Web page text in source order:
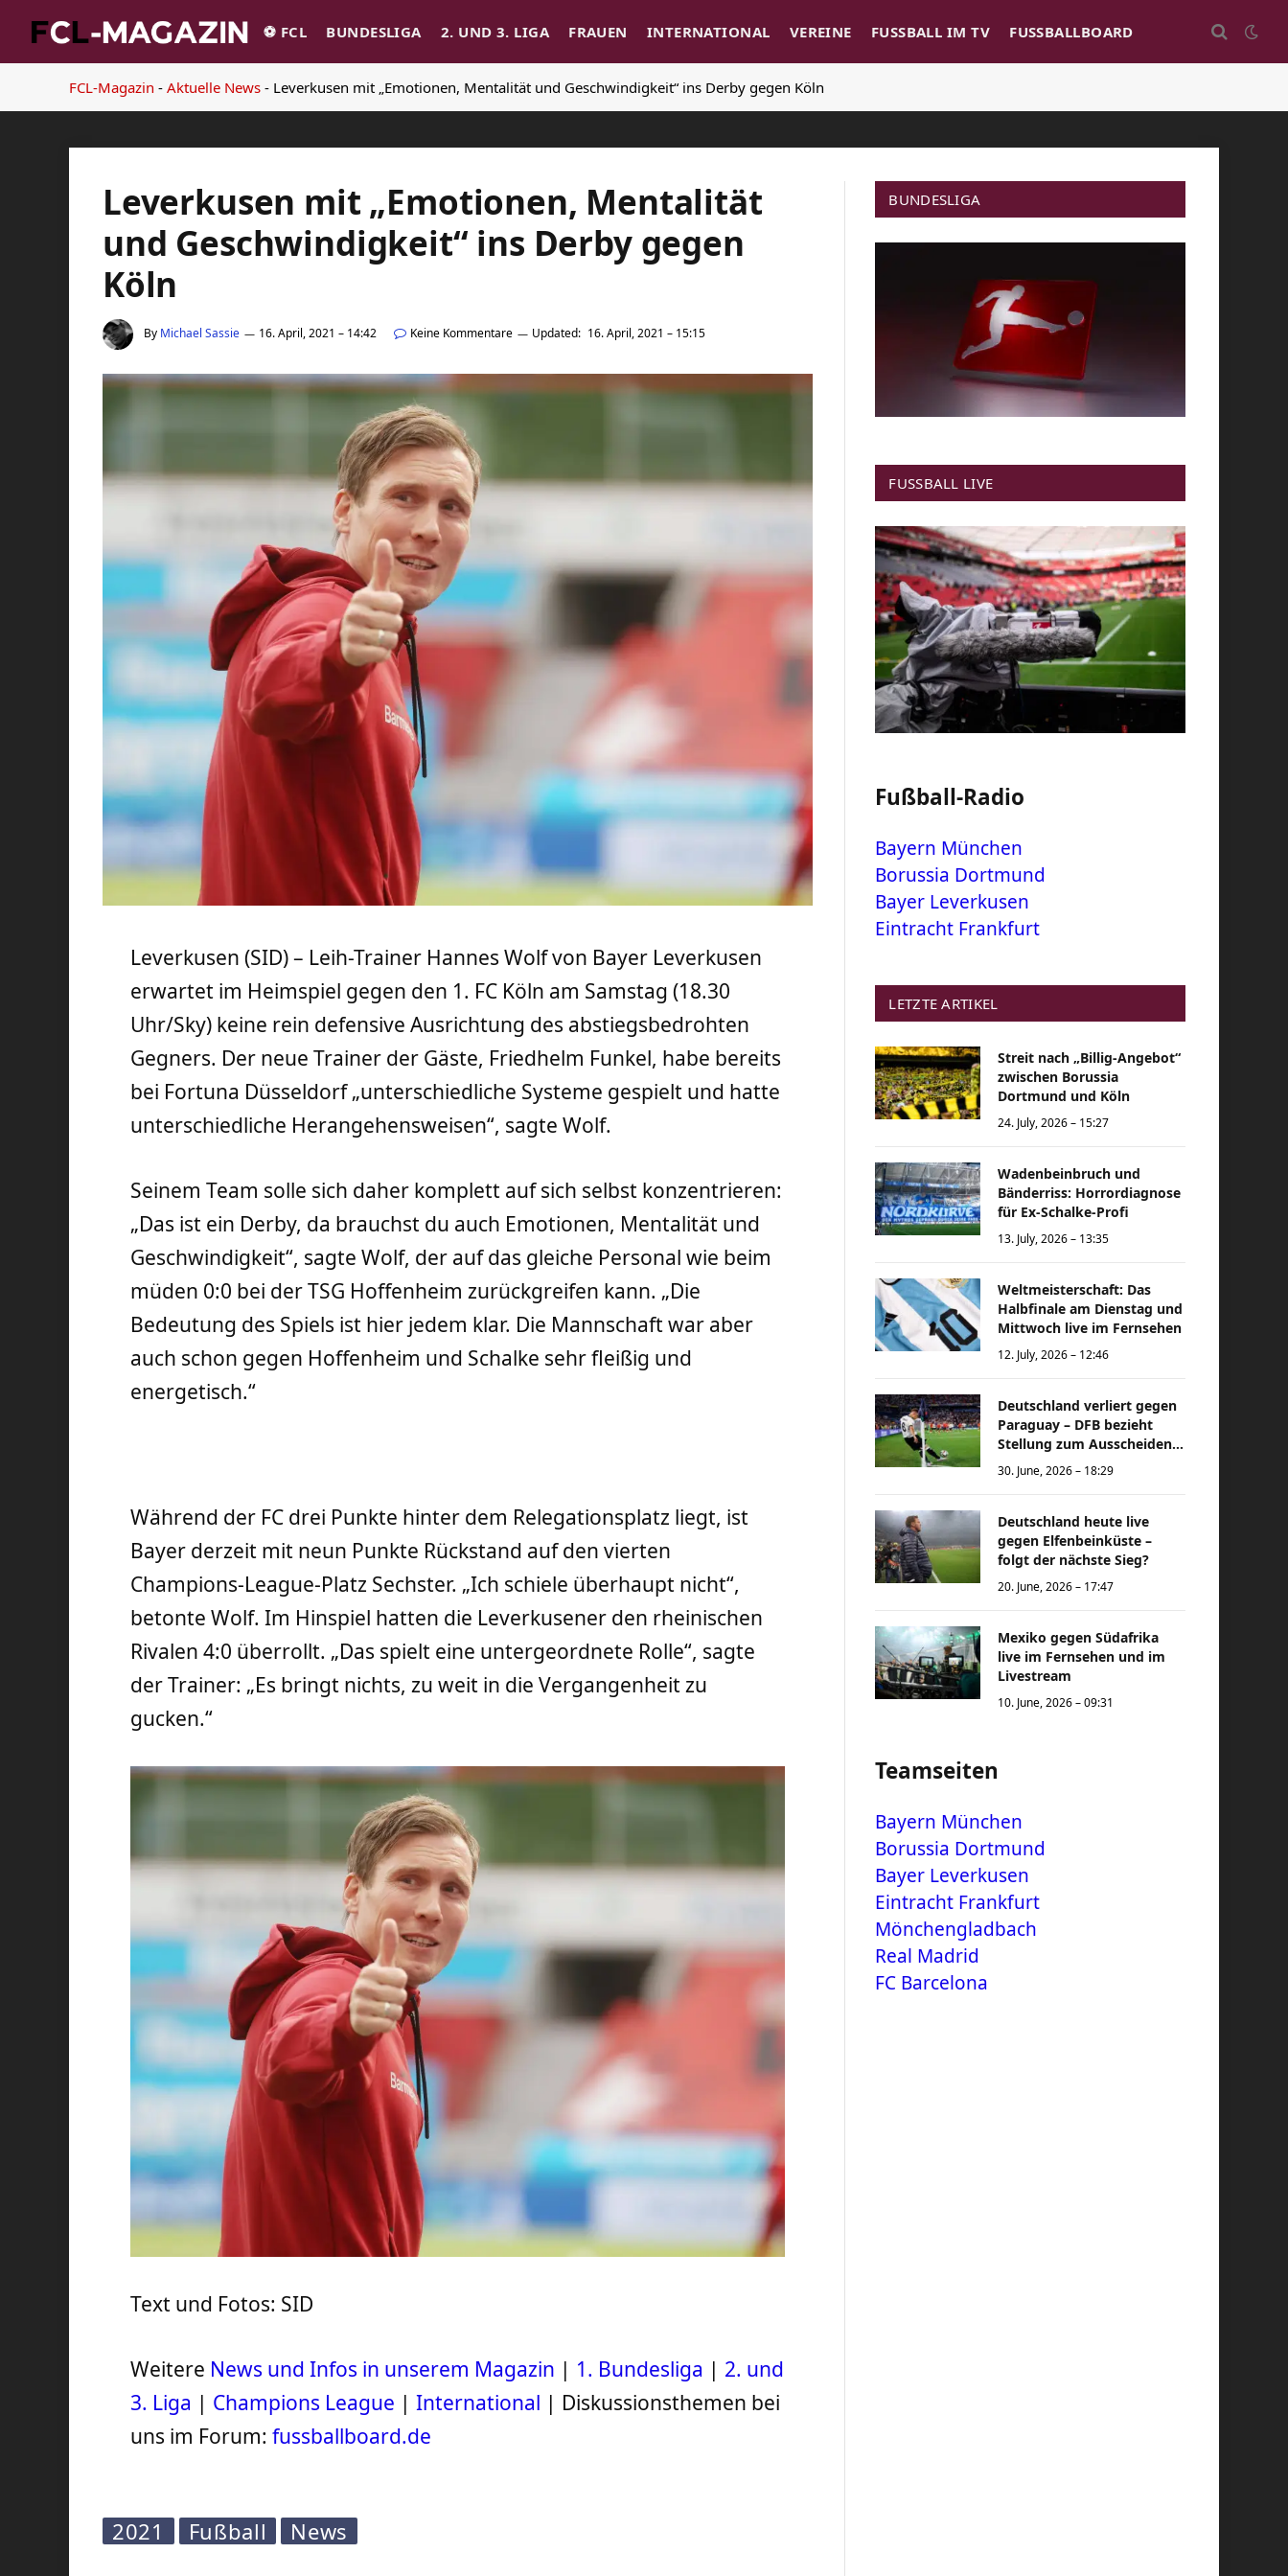
⚽️ FCL BUNDESLIGA 2. UND 3. LIGA FRAUEN INTERNATIONAL VEREINE FUSSBALL IM TV FUSSBALLBOARD
FCL-Magazin - Aktuelle News - Leverkusen mit „Emotionen, Mentalität und Geschwindigkeit“ ins Derby gegen Köln
Leverkusen mit „Emotionen, Mentalität
und Geschwindigkeit“ ins Derby gegen
Köln
By Michael Sassie 16. April, 2021 – 14:42 Keine Kommentare Updated: 16. April, 2021 – 15:15
Leverkusen (SID) – Leih-Trainer Hannes Wolf von Bayer Leverkusen
erwartet im Heimspiel gegen den 1. FC Köln am Samstag (18.30
Uhr/Sky) keine rein defensive Ausrichtung des abstiegsbedrohten
Gegners. Der neue Trainer der Gäste, Friedhelm Funkel, habe bereits
bei Fortuna Düsseldorf „unterschiedliche Systeme gespielt und hatte
unterschiedliche Herangehensweisen“, sagte Wolf.
Seinem Team solle sich daher komplett auf sich selbst konzentrieren:
„Das ist ein Derby, da brauchst du auch Emotionen, Mentalität und
Geschwindigkeit“, sagte Wolf, der auf das gleiche Personal wie beim
müden 0:0 bei der TSG Hoffenheim zurückgreifen kann. „Die
Bedeutung des Spiels ist hier jedem klar. Die Mannschaft war aber
auch schon gegen Hoffenheim und Schalke sehr fleißig und
energetisch.“
Während der FC drei Punkte hinter dem Relegationsplatz liegt, ist
Bayer derzeit mit neun Punkte Rückstand auf den vierten
Champions-League-Platz Sechster. „Ich schiele überhaupt nicht“,
betonte Wolf. Im Hinspiel hatten die Leverkusener den rheinischen
Rivalen 4:0 überrollt. „Das spielt eine untergeordnete Rolle“, sagte
der Trainer: „Es bringt nichts, zu weit in die Vergangenheit zu
gucken.“
Text und Fotos: SID
Weitere News und Infos in unserem Magazin | 1. Bundesliga | 2. und
3. Liga | Champions League |International | Diskussionsthemen bei
uns im Forum:fussballboard.de
2021 Fußball News
BUNDESLIGA
FUSSBALL LIVE
Fußball-Radio
Bayern München
Borussia Dortmund
Bayer Leverkusen
Eintracht Frankfurt
LETZTE ARTIKEL
Streit nach „Billig-Angebot“
zwischen Borussia
Dortmund und Köln
24. July, 2026 – 15:27
Wadenbeinbruch und
Bänderriss: Horrordiagnose
für Ex-Schalke-Profi
13. July, 2026 – 13:35
Weltmeisterschaft: Das
Halbfinale am Dienstag und
Mittwoch live im Fernsehen
12. July, 2026 – 12:46
Deutschland verliert gegen
Paraguay – DFB bezieht
Stellung zum Ausscheiden
bei der Weltmeisterschaft
30. June, 2026 – 18:29
Deutschland heute live
gegen Elfenbeinküste –
folgt der nächste Sieg?
20. June, 2026 – 17:47
Mexiko gegen Südafrika
live im Fernsehen und im
Livestream
10. June, 2026 – 09:31
Teamseiten
Bayern München
Borussia Dortmund
Bayer Leverkusen
Eintracht Frankfurt
Mönchengladbach
Real Madrid
FC Barcelona